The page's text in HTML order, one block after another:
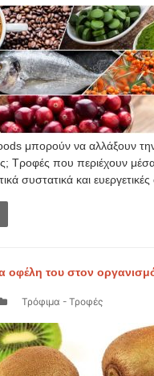
μπορούν να αλλάξουν
Τροφές που περιέχουν
συστατικά και ευεργετικές
οφέλη του στον
Τρόφιμα - Τροφές